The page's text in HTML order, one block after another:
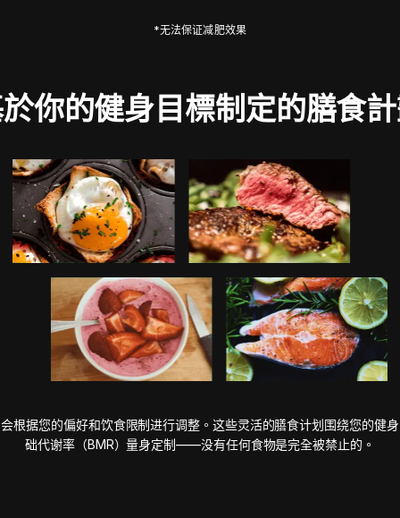
*无法保证减肥效果
你的健身目標制定的膳食
根据您的偏好和饮食限制进行调整。这些灵活的膳食计划围绕您的健
础代谢率（BMR）量身定制——没有任何食物是完全被禁止的。